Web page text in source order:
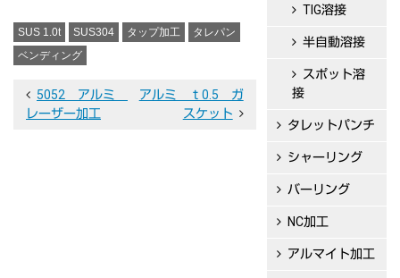
SUS 1.0t SUS304 タップ加工
タレパン
ベンディング
投
稿
5052 アルミ
レーザー加工
アルミ ｔ0.5 ガ
スケット
TIG溶接
半自動溶接
スポット溶
接
タレットパンチ
シャーリング
バーリング
NC加工
アルマイト加工